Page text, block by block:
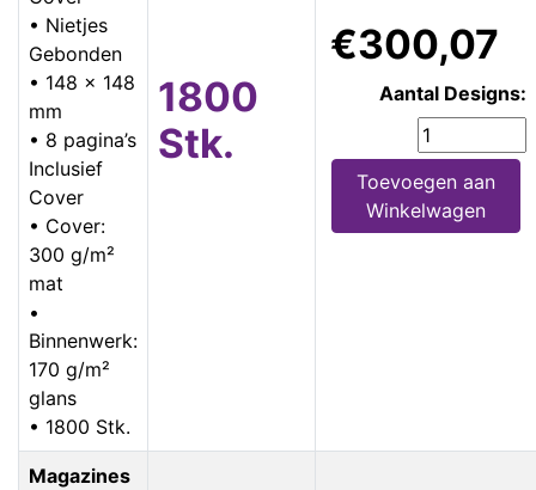
• Nietjes
Gebonden
• 148 x 148
mm
• 8 pagina’s
Inclusief
Cover
• Cover:
300 g/m²
mat
•
Binnenwerk:
170 g/m²
glans
• 1800 Stk.
1800
Stk.
€300,07
Aantal Designs:
Toevoegen aan
Winkelwagen
Magazines